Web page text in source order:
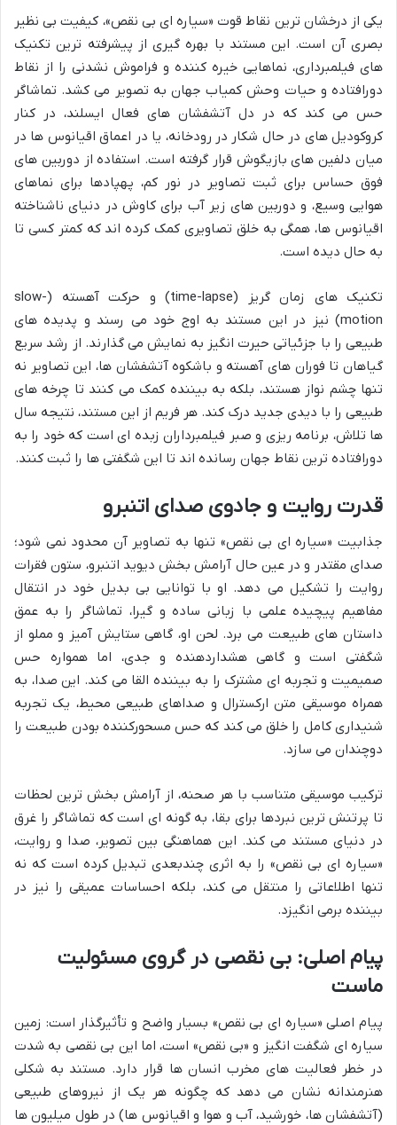
یکی از درخشان ترین نقاط قوت «سیاره ای بی نقص»، کیفیت بی نظیر
بصری آن است. این مستند با بهره گیری از پیشرفته ترین تکنیک
های فیلمبرداری، نماهایی خیره کننده و فراموش نشدنی را از نقاط
دورافتاده و حیات وحش کمیاب جهان به تصویر می کشد. تماشاگر
حس می کند که در دل آتشفشان های فعال ایسلند، در کنار
کروکودیل های در حال شکار در رودخانه، یا در اعماق اقیانوس ها در
میان دلفین های بازیگوش قرار گرفته است. استفاده از دوربین های
فوق حساس برای ثبت تصاویر در نور کم، پهپادها برای نماهای
هوایی وسیع، و دوربین های زیر آب برای کاوش در دنیای ناشناخته
اقیانوس ها، همگی به خلق تصاویری کمک کرده اند که کمتر کسی تا
به حال دیده است.
تکنیک های زمان گریز (time-lapse) و حرکت آهسته (slow-
motion) نیز در این مستند به اوج خود می رسند و پدیده های
طبیعی را با جزئیاتی حیرت انگیز به نمایش می گذارند. از رشد سریع
گیاهان تا فوران های آهسته و باشکوه آتشفشان ها، این تصاویر نه
تنها چشم نواز هستند، بلکه به بیننده کمک می کنند تا چرخه های
طبیعی را با دیدی جدید درک کند. هر فریم از این مستند، نتیجه سال
ها تلاش، برنامه ریزی و صبر فیلمبرداران زبده ای است که خود را به
دورافتاده ترین نقاط جهان رسانده اند تا این شگفتی ها را ثبت کنند.
قدرت روایت و جادوی صدای اتنبرو
جذابیت «سیاره ای بی نقص» تنها به تصاویر آن محدود نمی شود؛
صدای مقتدر و در عین حال آرامش بخش دیوید اتنبرو، ستون فقرات
روایت را تشکیل می دهد. او با توانایی بی بدیل خود در انتقال
مفاهیم پیچیده علمی با زبانی ساده و گیرا، تماشاگر را به عمق
داستان های طبیعت می برد. لحن او، گاهی ستایش آمیز و مملو از
شگفتی است و گاهی هشداردهنده و جدی، اما همواره حس
صمیمیت و تجربه ای مشترک را به بیننده القا می کند. این صدا، به
همراه موسیقی متن ارکسترال و صداهای طبیعی محیط، یک تجربه
شنیداری کامل را خلق می کند که حس مسحورکننده بودن طبیعت را
دوچندان می سازد.
ترکیب موسیقی متناسب با هر صحنه، از آرامش بخش ترین لحظات
تا پرتنش ترین نبردها برای بقا، به گونه ای است که تماشاگر را غرق
در دنیای مستند می کند. این هماهنگی بین تصویر، صدا و روایت،
«سیاره ای بی نقص» را به اثری چندبعدی تبدیل کرده است که نه
تنها اطلاعاتی را منتقل می کند، بلکه احساسات عمیقی را نیز در
بیننده برمی انگیزد.
پیام اصلی: بی نقصی در گروی مسئولیت
ماست
پیام اصلی «سیاره ای بی نقص» بسیار واضح و تأثیرگذار است: زمین
سیاره ای شگفت انگیز و «بی نقص» است، اما این بی نقصی به شدت
در خطر فعالیت های مخرب انسان ها قرار دارد. مستند به شکلی
هنرمندانه نشان می دهد که چگونه هر یک از نیروهای طبیعی
(آتشفشان ها، خورشید، آب و هوا و اقیانوس ها) در طول میلیون ها